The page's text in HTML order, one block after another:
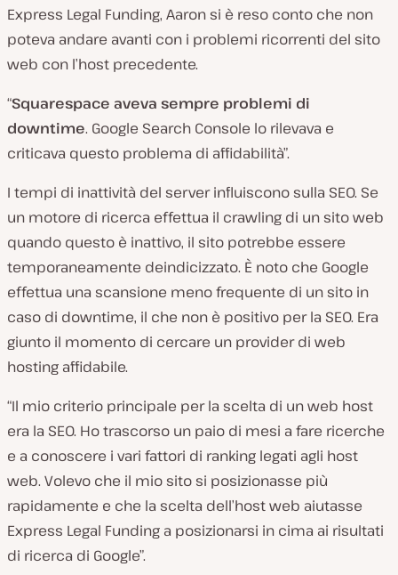
Express Legal Funding, Aaron si è reso conto che non
poteva andare avanti con i problemi ricorrenti del sito
web con l’host precedente.
“Squarespace aveva sempre problemi di
downtime. Google Search Console lo rilevava e
criticava questo problema di affidabilità”.
I tempi di inattività del server influiscono sulla SEO. Se
un motore di ricerca effettua il crawling di un sito web
quando questo è inattivo, il sito potrebbe essere
temporaneamente deindicizzato. È noto che Google
effettua una scansione meno frequente di un sito in
caso di downtime, il che non è positivo per la SEO. Era
giunto il momento di cercare un provider di web
hosting affidabile.
“Il mio criterio principale per la scelta di un web host
era la SEO. Ho trascorso un paio di mesi a fare ricerche
e a conoscere i vari fattori di ranking legati agli host
web. Volevo che il mio sito si posizionasse più
rapidamente e che la scelta dell’host web aiutasse
Express Legal Funding a posizionarsi in cima ai risultati
di ricerca di Google”.